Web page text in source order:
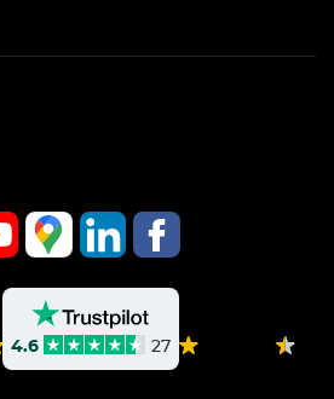
4.6 27